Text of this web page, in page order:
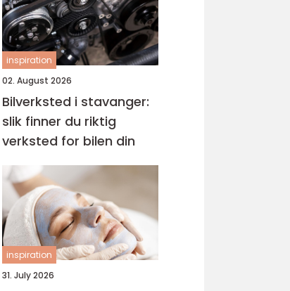
inspiration
02. August 2026
Bilverksted i stavanger:
slik finner du riktig
verksted for bilen din
inspiration
31. July 2026